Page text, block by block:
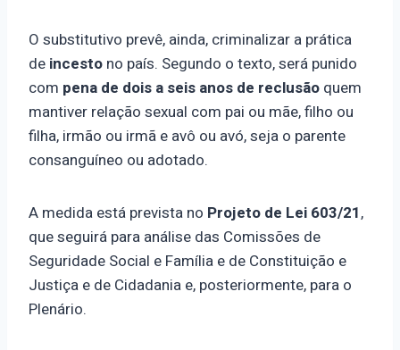
O substitutivo prevê, ainda, criminalizar a prática
de incesto no país. Segundo o texto, será punido
com pena de dois a seis anos de reclusão quem
mantiver relação sexual com pai ou mãe, filho ou
filha, irmão ou irmã e avô ou avó, seja o parente
consanguíneo ou adotado.
A medida está prevista no Projeto de Lei 603/21,
que seguirá para análise das Comissões de
Seguridade Social e Família e de Constituição e
Justiça e de Cidadania e, posteriormente, para o
Plenário.